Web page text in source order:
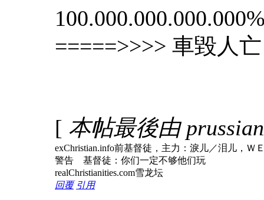
=====>>>> 車毀人亡
[ 本帖最後由
exChristian.info前基督徒，主力：淚儿／泪儿，
警告 基督徒：你们一定不够他们玩
realChristianities.com雪龙坛
回覆 引用